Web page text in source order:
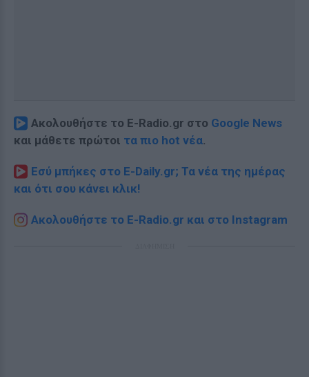
Ακολουθήστε το E-Radio.gr στο Google News
και μάθετε πρώτοι τα πιο hot νέα.
Εσύ μπήκες στο E-Daily.gr; Τα νέα της ημέρας
και ότι σου κάνει κλικ!
Ακολουθήστε το E-Radio.gr και στο Instagram